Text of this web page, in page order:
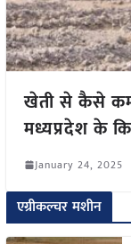
खेती से कैसे
मध्यप्रदेश के
January 24, 2025
एग्रीकल्चर मशीन